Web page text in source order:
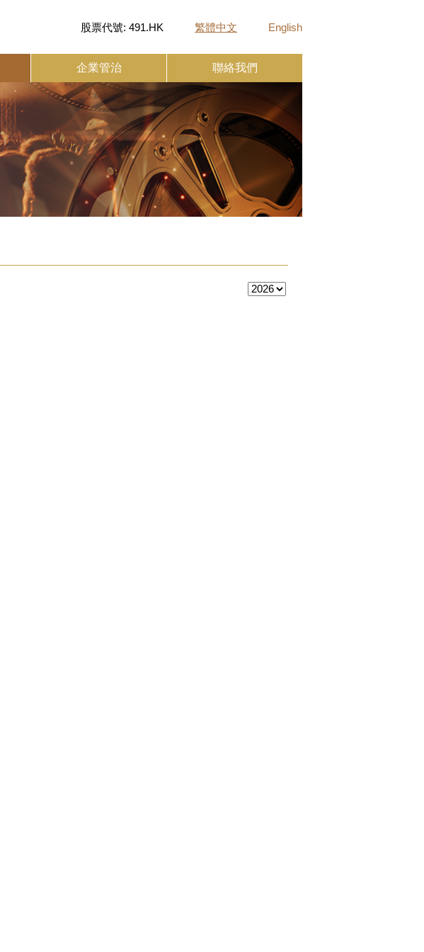
股票代號: 491.HK 繁體中文 English
企業管治 聯絡我們